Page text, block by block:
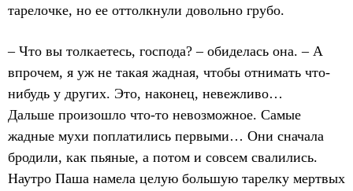
тарелочке, но ее оттолкнули довольно грубо.
– Что вы толкаетесь, господа? – обиделась она. – А
впрочем, я уж не такая жадная, чтобы отнимать что-
нибудь у других. Это, наконец, невежливо…
Дальше произошло что-то невозможное. Самые
жадные мухи поплатились первыми… Они сначала
бродили, как пьяные, а потом и совсем свалились.
Наутро Паша намела целую большую тарелку мертвых